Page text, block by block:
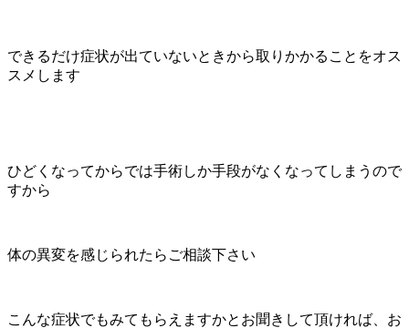
できるだけ症状が出ていないときから取りかかることをオス
スメします
ひどくなってからでは手術しか手段がなくなってしまうので
すから
体の異変を感じられたらご相談下さい
こんな症状でもみてもらえますかとお聞きして頂ければ、お